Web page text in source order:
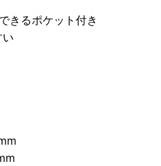
きるポケット付き